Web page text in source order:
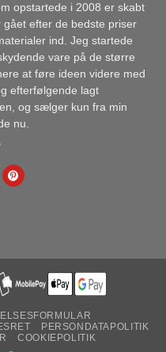
opstartede i 2008 er skabt
efter de bedste priser
ind. Jeg startede
vare på de større
at føre ideen videre med
efterfølgende lagt
og sælger kun fra min
nu.
PERSONDATAPOLITIK
COOKIEPOLITIK